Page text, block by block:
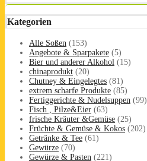
Kategorien
Alle Soßen (153)
Angebote & Sparpakete (5)
Bier und anderer Alkohol (15)
chinaprodukt (20)
Chutney & Eingelegtes (81)
extrem scharfe Produkte (85)
Fertiggerichte & Nudelsuppen (99)
Fisch , Pilze&Eier (63)
frische Kräuter &Gemüse (25)
Früchte & Gemüse & Kokos (202)
Getränke & Tee (61)
Gewürze (70)
Gewürze & Pasten (221)